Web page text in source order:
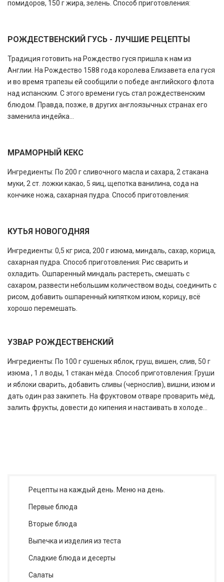
помидоров, 150 г жира, зелень. Способ приготовления:
РОЖДЕСТВЕНСКИЙ ГУСЬ - ЛУЧШИЕ РЕЦЕПТЫ
Традиция готовить на Рождество гуся пришла к нам из
Англии. На Рождество 1588 года королева Елизавета ела гуся
и во время трапезы ей сообщили о победе английского флота
над испанским. С этого времени гусь стал рождественским
блюдом. Правда, позже, в других англоязычных странах его
заменила индейка...
МРАМОРНЫЙ КЕКС
Ингредиенты: По 200 г сливочного масла и сахара, 2 стакана
муки, 2 ст. ложки какао, 5 яиц, щепотка ванилина, сода на
кончике ножа, сахарная пудра. Способ приготовления:
КУТЬЯ НОВОГОДНЯЯ
Ингредиенты: 0,5 кг риса, 200 г изюма, миндаль, сахар, корица,
сахарная пудра. Способ приготовления: Рис сварить и
охладить. Ошпаренный миндаль растереть, смешать с
сахаром, развести небольшим количеством воды, соединить с
рисом, добавить ошпаренный кипятком изюм, корицу, всё
хорошо перемешать.
УЗВАР РОЖДЕСТВЕНСКИЙ
Ингредиенты: По 100 г сушеных яблок, груш, вишен, слив, 50 г
изюма , 1 л воды, 1 стакан мёда. Способ приготовления: Груши
и яблоки сварить, добавить сливы (чернослив), вишни, изюм и
дать один раз закипеть. На фруктовом отваре проварить мёд,
залить фрукты, довести до кипения и настаивать в холоде...
Рецепты на каждый день. Меню на день.
Первые блюда
Вторые блюда
Выпечка и изделия из теста
Сладкие блюда и десерты
Салаты